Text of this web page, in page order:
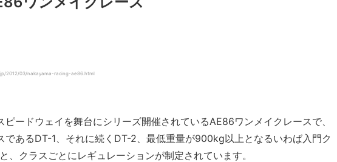
2012/03/nakayama-racing-ae86.html
ピードウェイを舞台にシリーズ開催されているAE86ワンメイクレースで、
であるDT-1、それに続くDT-2、最低重量が900kg以上となるいわば入門ク
、クラスごとにレギュレーションが制定されています。